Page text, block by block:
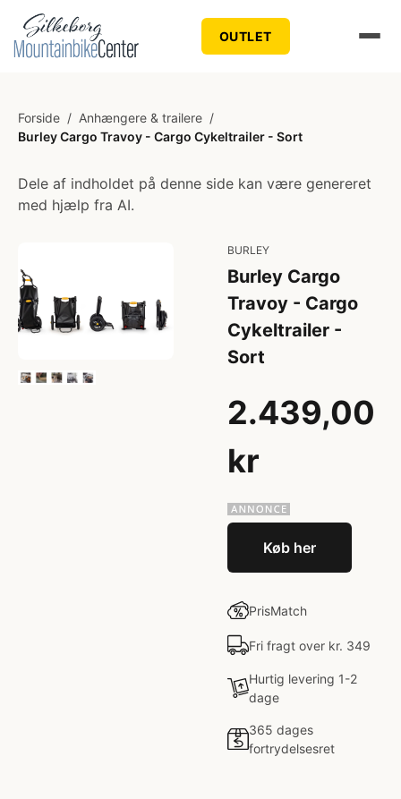
OUTLET
Forside / Anhængere & trailere /
Burley Cargo Travoy - Cargo Cykeltrailer - Sort
Dele af indholdet på denne side kan være genereret
med hjælp fra AI.
BURLEY
Burley Cargo
Travoy - Cargo
Cykeltrailer -
Sort
2.439,00
kr
Køb her
PrisMatch
Fri fragt over kr. 349
Hurtig levering 1-2
dage
365 dages
fortrydelsesret